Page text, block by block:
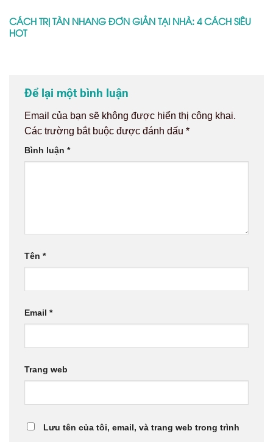
CÁCH TRỊ TÀN NHANG ĐƠN GIẢN TẠI NHÀ: 4 CÁCH SIÊU
HOT
Để lại một bình luận
Email của bạn sẽ không được hiển thị công khai.
Các trường bắt buộc được đánh dấu *
Bình luận *
Tên *
Email *
Trang web
Lưu tên của tôi, email, và trang web trong trình